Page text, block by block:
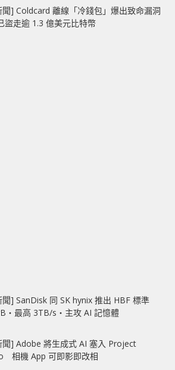
聞] Coldcard 離線「冷錢包」爆出致命漏洞
盜走逾 1.3 億美元比特幣
聞] SanDisk 同 SK hynix 推出 HBF 標準
最高 3TB/s‧主攻 AI 記憶體
聞] Adobe 將生成式 AI 塞入 Project
相機 App 可即影即改相